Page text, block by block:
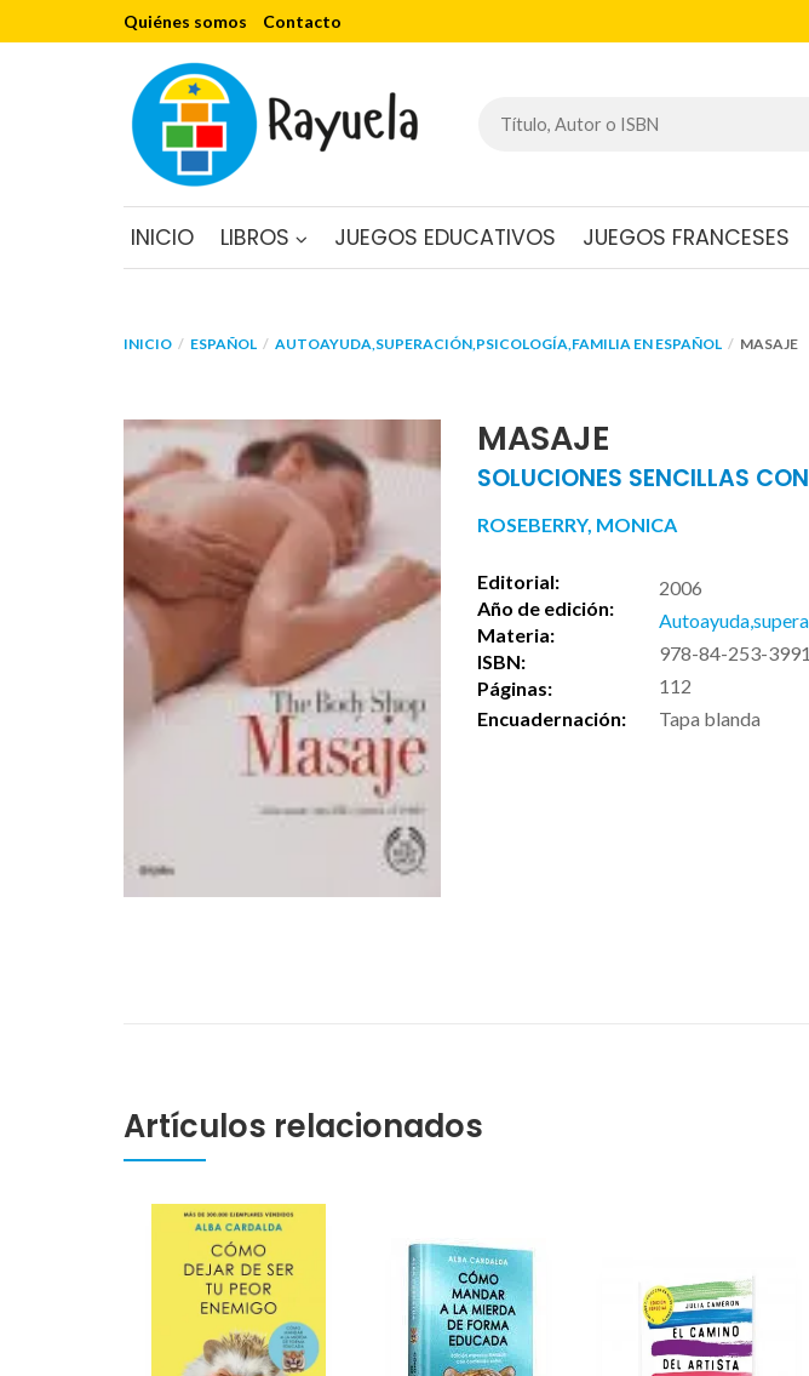
Quiénes somos Contacto
INICIO LIBROS JUEGOS EDUCATIVOS JUEGOS FRANCESES
INICIO ESPAÑOL AUTOAYUDA,SUPERACIÓN,PSICOLOGÍA,FAMILIA EN ESPAÑOL MASAJE
MASAJE
SOLUCIONES SENCILLAS
ROSEBERRY, MONICA
Editorial:
Año de edición:
2006
Materia:
ISBN:
978-84-253-
Páginas:
112
Encuadernación:
Tapa blanda
Artículos relacionados